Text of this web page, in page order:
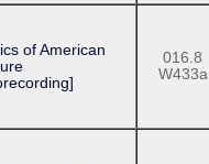
of American
016.8
W433a